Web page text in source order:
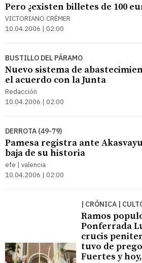
Pero ¿existen billetes de 100
VICTORIANO CRÉMER
10.04.2006 | 02:00
BUSTILLO DEL PÁRAMO
Nuevo sistema de
el acuerdo con la Junta
Redacción
10.04.2006 | 02:00
DERROTA (49-79)
Pamesa registra ante
baja de su historia
efe | valencia
10.04.2006 | 02:00
| CRÓNICA |
Ramos
Ponferrada
crucis
tuvo de
Fuertes y